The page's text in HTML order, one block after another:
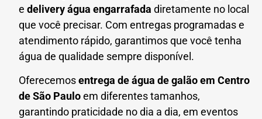
e delivery água engarrafada diretamente no local
que você precisar. Com entregas programadas e
atendimento rápido, garantimos que você tenha
água de qualidade sempre disponível.
Oferecemosentrega de água de galão em Centro
de São Pauloem diferentes tamanhos,
garantindo praticidade no dia a dia, em eventos